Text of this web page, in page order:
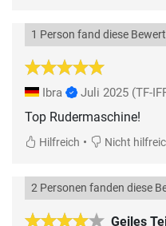
1 Person fand diese
Ibra Juli 2025 (TF-
Top Rudermaschine!
Hilfreich • Nicht
Geiles
2 Personen fanden diese